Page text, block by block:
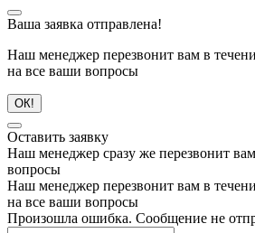
Ваша заявка отправлена!
Наш менеджер перезвонит вам в
на все ваши вопросы
ОК!
Оставить заявку
Наш менеджер сразу же перезвонит
вопросы
Наш менеджер перезвонит вам в
на все ваши вопросы
Произошла ошибка. Сообщение не